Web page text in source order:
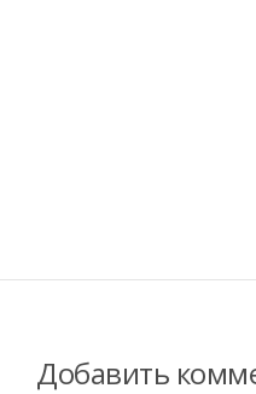
Добавить